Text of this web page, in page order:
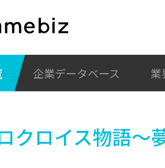
企業データベース 業
クロイス物語～